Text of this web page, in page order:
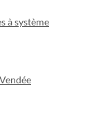
à système